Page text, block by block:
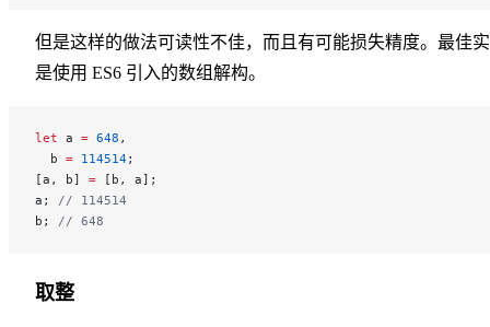
但是这样的做法可读性不佳，而且有可能损失精度。最佳
是使用 ES6 引入的数组解构。
let a = 648 ,
  b
= 114514;
[a, b] = [b, a];
a; // 114514
b; // 648
取整